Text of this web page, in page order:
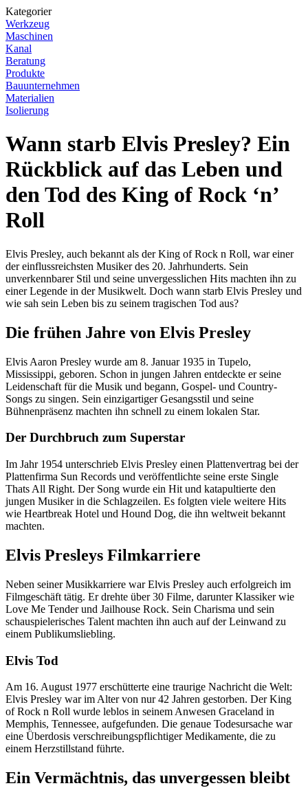
Kategorier
Werkzeug
Maschinen
Kanal
Beratung
Produkte
Bauunternehmen
Materialien
Isolierung
Wann starb Elvis Presley? Ein
Rückblick auf das Leben und
den Tod des King of Rock ‘n’
Roll
Elvis Presley, auch bekannt als der King of Rock n Roll, war einer
der einflussreichsten Musiker des 20. Jahrhunderts. Sein
unverkennbarer Stil und seine unvergesslichen Hits machten ihn zu
einer Legende in der Musikwelt. Doch wann starb Elvis Presley und
wie sah sein Leben bis zu seinem tragischen Tod aus?
Die frühen Jahre von Elvis Presley
Elvis Aaron Presley wurde am 8. Januar 1935 in Tupelo,
Mississippi, geboren. Schon in jungen Jahren entdeckte er seine
Leidenschaft für die Musik und begann, Gospel- und Country-
Songs zu singen. Sein einzigartiger Gesangsstil und seine
Bühnenpräsenz machten ihn schnell zu einem lokalen Star.
Der Durchbruch zum Superstar
Im Jahr 1954 unterschrieb Elvis Presley einen Plattenvertrag bei der
Plattenfirma Sun Records und veröffentlichte seine erste Single
Thats All Right. Der Song wurde ein Hit und katapultierte den
jungen Musiker in die Schlagzeilen. Es folgten viele weitere Hits
wie Heartbreak Hotel und Hound Dog, die ihn weltweit bekannt
machten.
Elvis Presleys Filmkarriere
Neben seiner Musikkarriere war Elvis Presley auch erfolgreich im
Filmgeschäft tätig. Er drehte über 30 Filme, darunter Klassiker wie
Love Me Tender und Jailhouse Rock. Sein Charisma und sein
schauspielerisches Talent machten ihn auch auf der Leinwand zu
einem Publikumsliebling.
Elvis Tod
Am 16. August 1977 erschütterte eine traurige Nachricht die Welt:
Elvis Presley war im Alter von nur 42 Jahren gestorben. Der King
of Rock n Roll wurde leblos in seinem Anwesen Graceland in
Memphis, Tennessee, aufgefunden. Die genaue Todesursache war
eine Überdosis verschreibungspflichtiger Medikamente, die zu
einem Herzstillstand führte.
Ein Vermächtnis, das unvergessen bleibt